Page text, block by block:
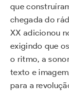
que
chegada do
XX adicionou
exigindo que
o ritmo, a
texto e
para a